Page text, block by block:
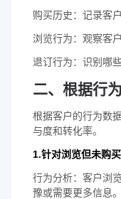
购买历史：记录客
浏览行为：观察客
退订行为：识别哪
二、根据行
根据客户的行为数
与度和转化率。
1.针对浏览但未购
行为分析：客户浏
豫或需要更多信息。